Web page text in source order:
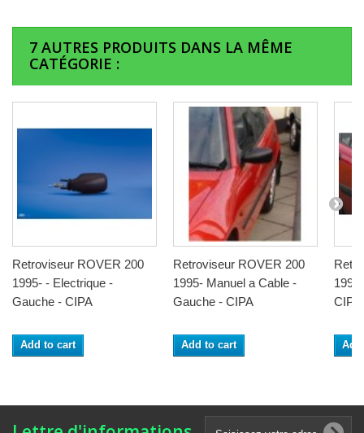
7 AUTRES PRODUITS DANS LA MÊME
CATÉGORIE :
Retroviseur ROVER 200
1995- - Electrique -
Gauche - CIPA
Add to cart
Retroviseur ROVER 200
1995- Manuel a Cable -
Gauche - CIPA
Add to cart
CIPA